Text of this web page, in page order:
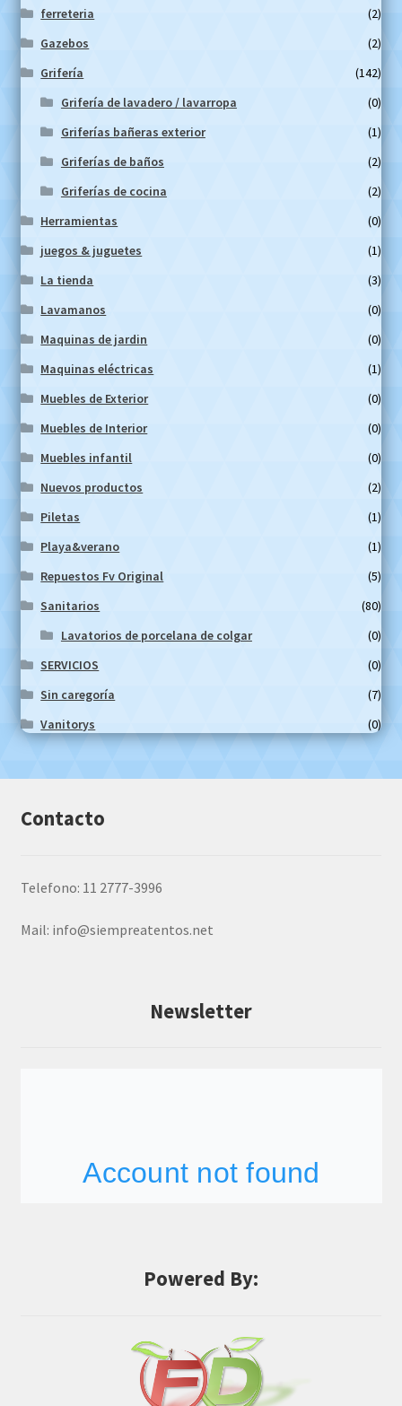
ferreteria
(2)
Gazebos
(2)
Grifería
(142)
Grifería de lavadero / lavarropa
(0)
Griferías bañeras exterior
(1)
Griferías de baños
(2)
Griferías de cocina
(2)
Herramientas
(0)
juegos & juguetes
(1)
La tienda
(3)
Lavamanos
(0)
Maquinas de jardin
(0)
Maquinas eléctricas
(1)
Muebles de Exterior
(0)
Muebles de Interior
(0)
Muebles infantil
(0)
Nuevos productos
(2)
Piletas
(1)
Playa&verano
(1)
Repuestos Fv Original
(5)
Sanitarios
(80)
Lavatorios de porcelana de colgar
(0)
SERVICIOS
(0)
Sin caregoría
(7)
Vanitorys
(0)
Contacto
Telefono: 11 2777-3996
Mail: info@siempreatentos.net
Newsletter
Powered By: